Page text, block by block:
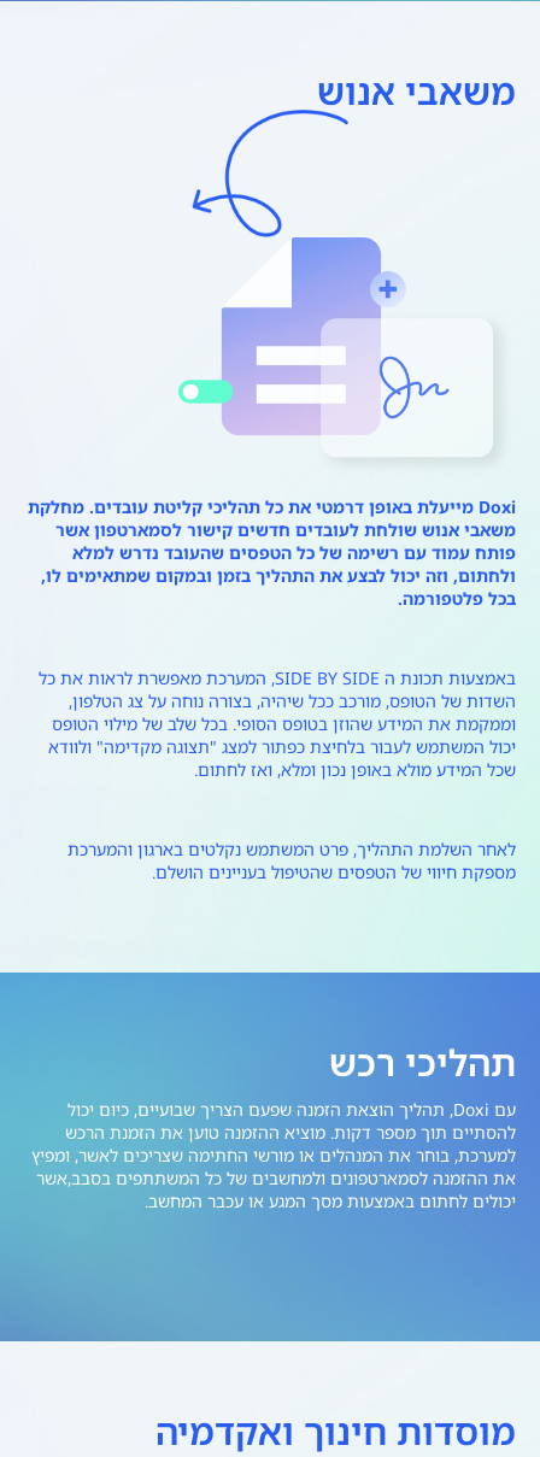
משאבי אנוש
Doxi מייעלת באופן דרמטי את כל תהליכי קליטת עובדים. מחלקת
משאבי אנוש שולחת לעובדים חדשים קישור לסמארטפון אשר
פותח עמוד עם רשימה של כל הטפסים שהעובד נדרש למלא
ולחתום, וזה יכול לבצע את התהליך בזמן ובמקום שמתאימים לו,
בכל פלטפורמה.
באמצעות תכונת ה SIDE BY SIDE, המערכת מאפשרת לראות את כל
השדות של הטופס, מורכב ככל שיהיה, בצורה נוחה על צג הטלפון,
וממקמת את המידע שהוזן בטופס הסופי. בכל שלב של מילוי הטופס
יכול המשתמש לעבור בלחיצת כפתור למצג "תצוגה מקדימה" ולוודא
שכל המידע מולא באופן נכון ומלא, ואז לחתום.
לאחר השלמת התהליך, פרט המשתמש נקלטים בארגון והמערכת
מספקת חיווי של הטפסים שהטיפול בעניינים הושלם.
תהליכי רכש
עם Doxi, תהליך הוצאת הזמנה שפעם הצריך שבועיים, כיום יכול
להסתיים תוך מספר דקות. מוציא ההזמנה טוען את הזמנת הרכש
למערכת, בוחר את המנהלים או מורשי החתימה שצריכים לאשר, ומפיץ
את ההזמנה לסמארטפונים ולמחשבים של כל המשתתפים בסבב,אשר
יכולים לחתום באמצעות מסך המגע או עכבר המחשב.
מוסדות חינוך ואקדמיה